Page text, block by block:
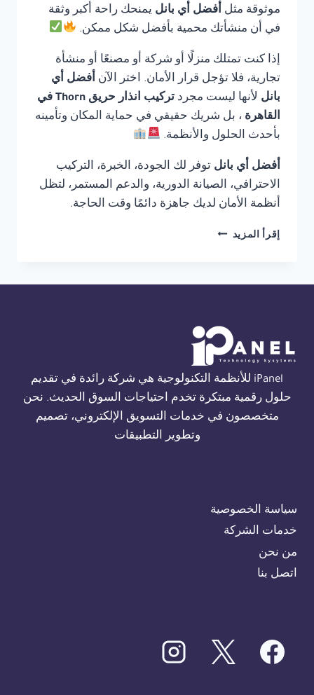
موثوقة مثل أفضل أي بانل يمنحك راحة أكبر وثقة
في أن منشأتك محمية بأفضل شكل ممكن.
إذا كنت تمتلك منزلًا أو شركة أو مصنعًا أو منشأة
تجارية، فلا تؤجل قرار الأمان. اختر الآن أفضل أي
بانل لأنها ليست مجرد
تركيب انذار حريق Thorn في
القاهرة ، بل شريك حقيقي في حماية المكان وتأمينه
بأحدث الحلول والأنظمة.
أفضل أي بانل توفر لك الجودة، الخبرة، التركيب
الاحترافي، الصيانة الدورية، والدعم المستمر، لتظل
أنظمة الأمان لديك جاهزة دائمًا وقت الحاجة.
إقرأ المزيد تركيب
01554305486
iPanel للأنظمة التكنولوجية هي شركة رائدة في تقديم
حلول رقمية مبتكرة تخدم احتياجات السوق الحديث. نحن
متخصصون في خدمات التسويق الإلكتروني، تصميم
وتطوير التطبيقات
سياسة الخصوصية
خدمات الشركة
من نحن
اتصل بنا